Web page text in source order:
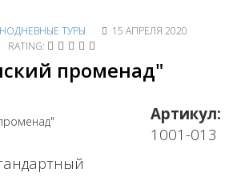
ТУРЫ
15 АПРЕЛЯ 2020
RATING:
променад"
Артикул:
1001-013